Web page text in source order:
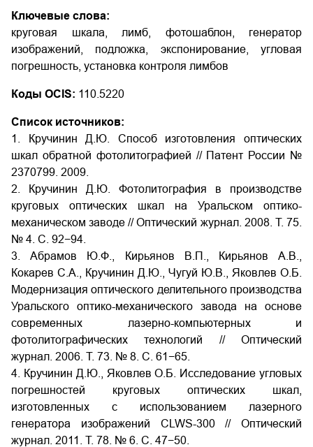
Ключевые слова:
круговая шкала, лимб, фотошаблон, генератор
изображений, подложка, экспонирование, угловая
погрешность, установка контроля лимбов
Коды OCIS: 110.5220
Список источников:
1. Кручинин Д.Ю. Способ изготовления оптических
шкал обратной фотолитографией // Патент России №
2370799. 2009.
2. Кручинин Д.Ю. Фотолитография в производстве
круговых оптических шкал на Уральском оптико-
механическом заводе // Оптический журнал. 2008. Т. 75.
№ 4. С. 92−94.
3. Абрамов Ю.Ф., Кирьянов В.П., Кирьянов А.В.,
Кокарев С.А., Кручинин Д.Ю., Чугуй Ю.В., Яковлев О.Б.
Модернизация оптического делительного производства
Уральского оптико-механического завода на основе
современных лазерно-компьютерных и
фотолитографических технологий // Оптический
журнал. 2006. Т. 73. № 8. С. 61−65.
4. Кручинин Д.Ю., Яковлев О.Б. Исследование угловых
погрешностей круговых оптических шкал,
изготовленных с использованием лазерного
генератора изображений CLWS-300 // Оптический
журнал. 2011. Т. 78. № 6. С. 47−50.